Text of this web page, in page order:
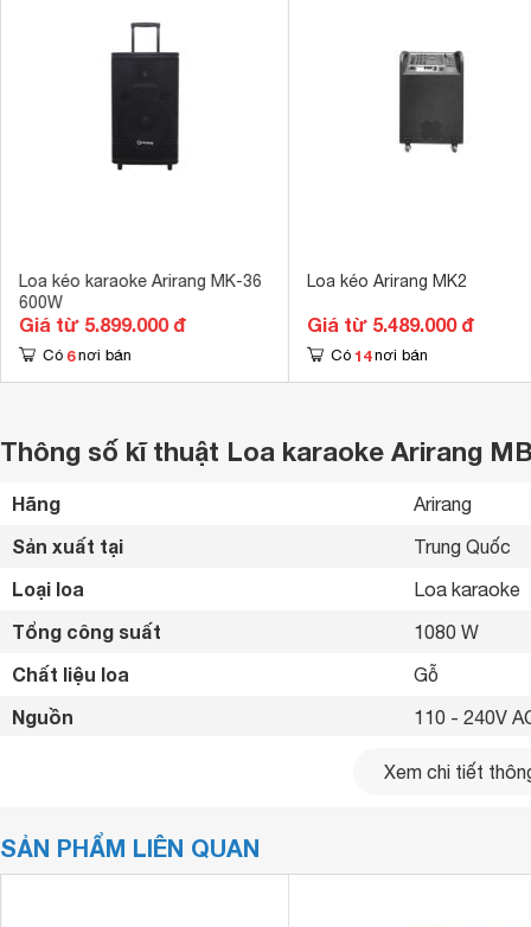
Loa kéo karaoke Arirang MK-36
600W
Giá từ 5.899.000 đ
Có 6 nơi bán
Loa kéo Arirang MK2
Giá từ 5.489.000 đ
Có 14 nơi bán
Thông số kĩ thuật Loa karaoke Arirang
Hãng Arirang
Sản xuất tại Trung Quốc
Loại loa Loa karaoke
Tổng công suất 1080 W
Chất liệu loa Gỗ
Nguồn 110 - 240V
19.2V DC,
Tiện ích
Xem chi tiết
SẢN PHẨM LIÊN QUAN